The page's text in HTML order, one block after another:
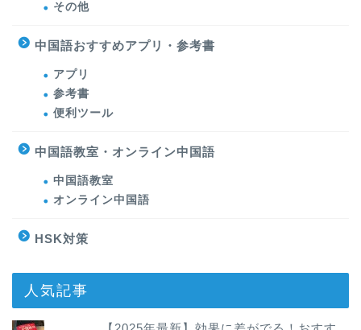
その他
中国語おすすめアプリ・参考書
アプリ
参考書
便利ツール
中国語教室・オンライン中国語
中国語教室
オンライン中国語
HSK対策
人気記事